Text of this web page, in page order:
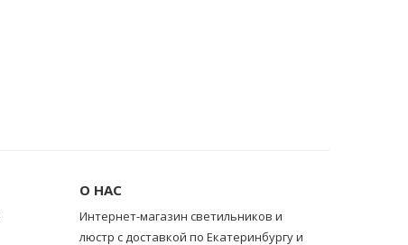
О НАС
Интернет-магазин светильников и
люстр с доставкой по Екатеринбургу и